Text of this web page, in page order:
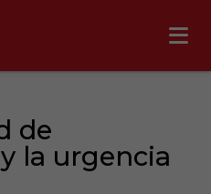
de
la urgencia